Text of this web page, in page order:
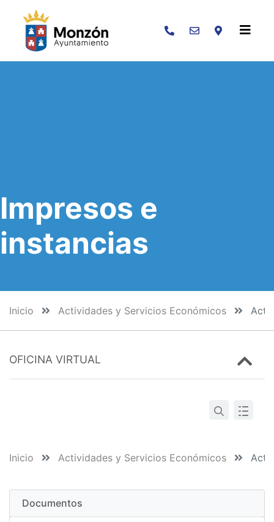
Buscar
Impresos e
instancias
Inicio Actividades y Servicios Económicos
OFICINA VIRTUAL
Inicio Actividades y Servicios Económicos
Documentos